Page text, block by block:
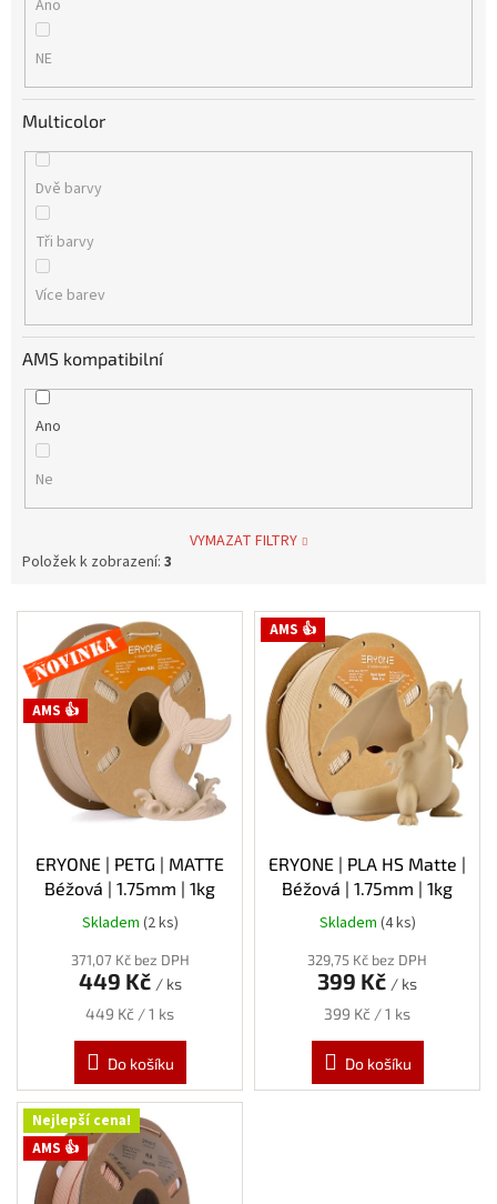
Ano
NE
Multicolor
Dvě barvy
Tři barvy
Více barev
AMS kompatibilní
Ano
Ne
VYMAZAT FILTRY
Položek k zobrazení: 3
V
p
Novinka
AMS 👍
ERYONE | PETG | MATTE
Béžová | 1.75mm | 1kg
Skladem (2 ks)
371,07 Kč bez DPH
449 Kč / ks
Měrná
449 Kč / 1 ks
Do košíku
AMS 👍
ERYONE | PLA HS Matte |
Béžová | 1.75mm | 1kg
Skladem (4 ks)
329,75 Kč bez DPH
399 Kč / ks
Měrná
399 Kč / 1 ks
Do košíku
Nejlepší cena!
AMS 👍